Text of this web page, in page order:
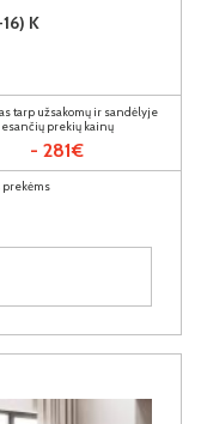
K
tarp užsakomų ir sandėlyje
esančių prekių kainų
- 281€
prekėms